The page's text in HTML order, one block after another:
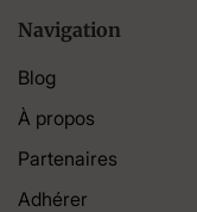
Navigation
Blog
À propos
Partenaires
Adhérer